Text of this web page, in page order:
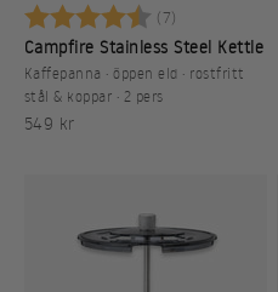
Betyg: (7)
Campfire Stainless Steel Kettle
Kaffepanna · öppen eld · rostfritt
stål & koppar · 2 pers
REA-pris
549 kr